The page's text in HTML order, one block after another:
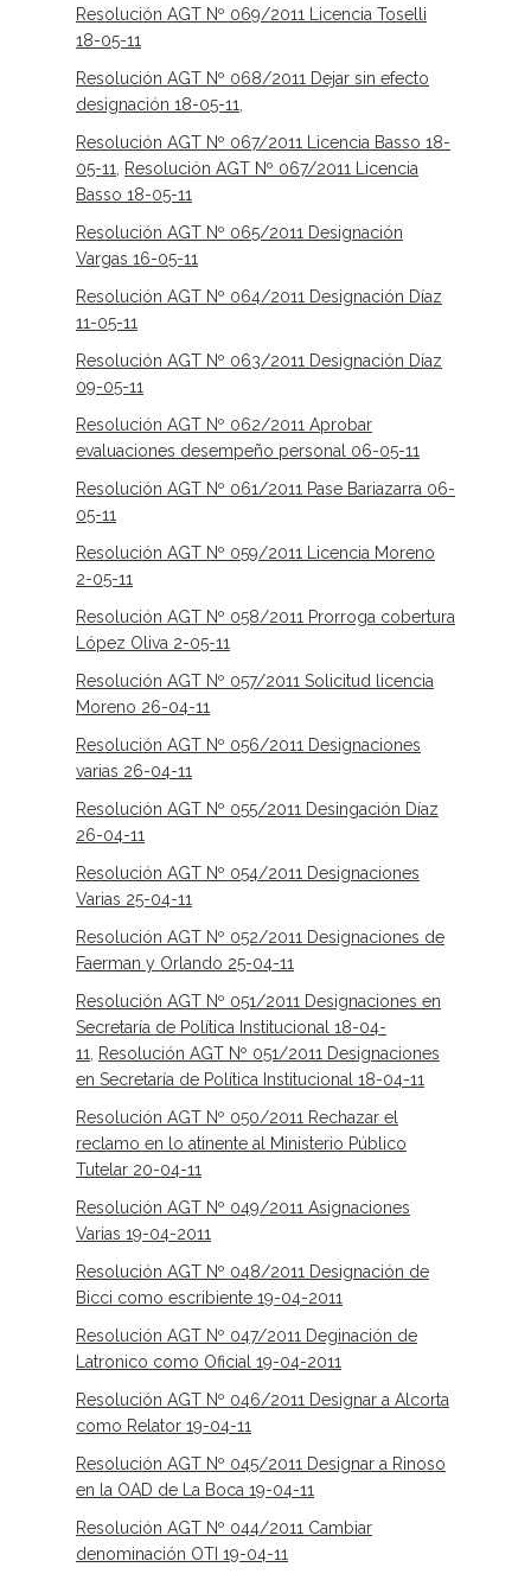
Resolución AGT Nº 069/2011 Licencia Toselli
18-05-11
Resolución AGT Nº 068/2011 Dejar sin efecto
designación 18-05-11
Resolución AGT Nº 067/2011 Licencia Basso 18-
05-11
Resolución AGT Nº 067/2011 Licencia
Basso 18-05-11
Resolución AGT Nº 065/2011 Designación
Vargas 16-05-11
Resolución AGT Nº 064/2011 Designación Díaz
11-05-11
Resolución AGT Nº 063/2011 Designación Díaz
09-05-11
Resolución AGT Nº 062/2011 Aprobar
evaluaciones desempeño personal 06-05-11
Resolución AGT Nº 061/2011 Pase Bariazarra 06-
05-11
Resolución AGT Nº 059/2011 Licencia Moreno
2-05-11
Resolución AGT Nº 058/2011 Prorroga cobertura
López Oliva 2-05-11
Resolución AGT Nº 057/2011 Solicitud licencia
Moreno 26-04-11
Resolución AGT Nº 056/2011 Designaciones
varias 26-04-11
Resolución AGT Nº 055/2011 Desingación Díaz
26-04-11
Resolución AGT Nº 054/2011 Designaciones
Varias 25-04-11
Resolución AGT Nº 052/2011 Designaciones de
Faerman y Orlando 25-04-11
Resolución AGT Nº 051/2011 Designaciones en
Secretaría de Política Institucional 18-04-
11
Resolución AGT Nº 051/2011 Designaciones
en Secretaría de Política Institucional 18-04-11
Resolución AGT Nº 050/2011 Rechazar el
reclamo en lo atinente al Ministerio Público
Tutelar 20-04-11
Resolución AGT Nº 049/2011 Asignaciones
Varias 19-04-2011
Resolución AGT Nº 048/2011 Designación de
Bicci como escribiente 19-04-2011
Resolución AGT Nº 047/2011 Deginación de
Latronico como Oficial 19-04-2011
Resolución AGT Nº 046/2011 Designar a Alcorta
como Relator 19-04-11
Resolución AGT Nº 045/2011 Designar a Rinoso
en la OAD de La Boca 19-04-11
Resolución AGT Nº 044/2011 Cambiar
denominación OTI 19-04-11